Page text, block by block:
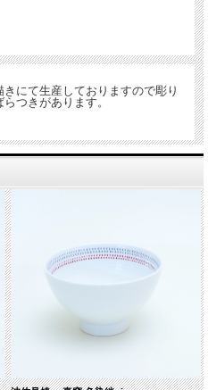
にて生産しておりますので彫り
つきがあります。